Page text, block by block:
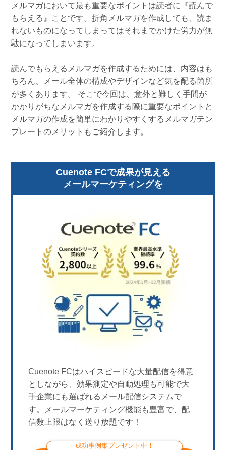
SNSプロモーション支援事業
（当社グループ企業）
メルマガにおいて最も重要なポイントは読者に『読んで
もらえる』ことです。折角メルマガを作成しても、読ま
れないものになってしまってはそれまでかけた労力が無
駄になってしまいます。
読んでもらえるメルマガを作成するためには、内容はも
ちろん、メール全体の構成やデザインなど気を配る箇所
が多くあります。 そこで今回は、意外と難しく手間が
かかりがちなメルマガを作成する際に重要なポイントと
メルマガの作成を簡単にわかりやすくするメルマガテン
プレートのメリットもご紹介します。
Cuenote FCで成果が見える
メールマーケティングを
Cuenote FCはハイスピードな大量配信を得意
としながら、効果測定や自動処理も可能で大
手企業にも選ばれるメール配信システムで
す。メールマーケティング機能も豊富で、配
信数上限はなく送り放題です！
成功事例集プレゼント中！